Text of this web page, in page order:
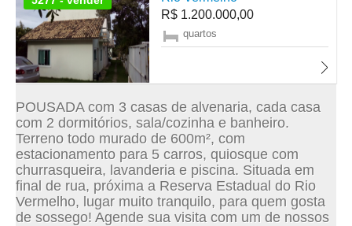
R$ 1.200.000,00
quartos
POUSADA com 3 casas de alvenaria, cada casa
com 2 dormitórios, sala/cozinha e banheiro.
Terreno todo murado de 600m², com
estacionamento para 5 carros, quiosque com
churrasqueira, lavanderia e piscina. Situada em
final de rua, próxima a Reserva Estadual do Rio
Vermelho, lugar muito tranquilo, para quem gosta
de sossego! Agende sua visita com um de nossos